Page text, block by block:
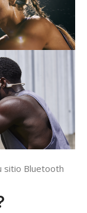
sitio Bluetooth